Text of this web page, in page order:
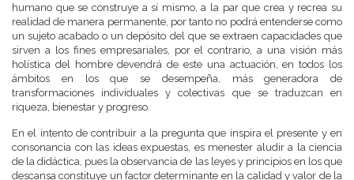
humano que se construye a sí mismo, a la par que crea y recrea su
realidad de manera permanente, por tanto no podrá entenderse como
un sujeto acabado o un depósito del que se extraen capacidades que
sirven a los fines empresariales, por el contrario, a una visión más
holística del hombre devendrá de este una actuación, en todos los
ámbitos en los que se desempeña, más generadora de
transformaciones individuales y colectivas que se traduzcan en
riqueza, bienestar y progreso.
En el intento de contribuir a la pregunta que inspira el presente y en
consonancia con las ideas expuestas, es menester aludir a la ciencia
de la didáctica, pues la observancia de las leyes y principios en los que
descansa constituye un factor determinante en la calidad y valor de la